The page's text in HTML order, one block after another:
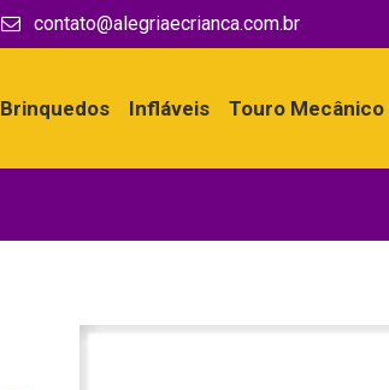
contato@alegriaecrianca.com.br
Brinquedos Infláveis Touro Mecânico